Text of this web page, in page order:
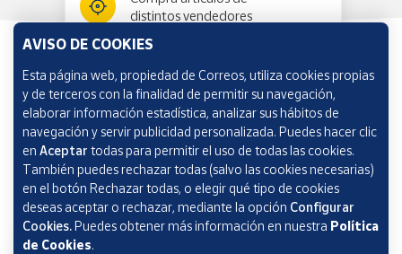
distintos vendedores
Información y ayuda
Correos Market
AVISO DE COOKIES
Esta página web, propiedad de Correos, utiliza cookies propias
y de terceros con la finalidad de permitir su navegación,
elaborar información estadística, analizar sus hábitos de
navegación y servir publicidad personalizada. Puedes hacer clic
en Aceptar todas para permitir el uso de todas las cookies.
También puedes rechazar todas (salvo las cookies necesarias)
en el botón Rechazar todas, o elegir qué tipo de cookies
deseas aceptar o rechazar, mediante la opción Configurar
Cookies.Puedes obtener más información en nuestra Política
de Cookies.